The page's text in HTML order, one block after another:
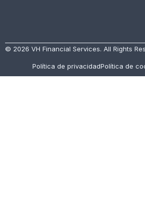
© 2026 VH Financial Services. All Rights
Política de privacidadPolítica de